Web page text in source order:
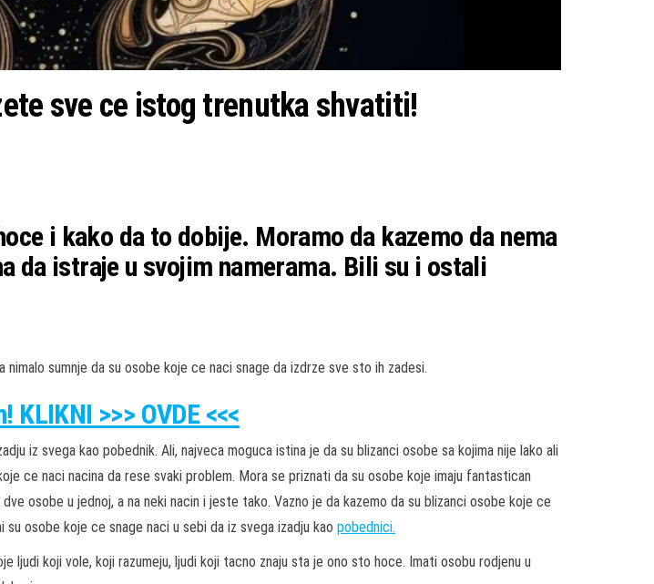
sve ce istog trenutka shvatiti!
i kako da to dobije. Moramo da kazemo da nema
da istraje u svojim namerama. Bili su i ostali
nimalo sumnje da su osobe koje ce naci snage da izdrze sve sto ih zadesi.
>>> OVDE <<<
iz svega kao pobednik. Ali, najveca moguca istina je da su blizanci osobe sa kojima nije lako ali
ce naci nacina da rese svaki problem. Mora se priznati da su osobe koje imaju fantastican
osobe u jednoj, a na neki nacin i jeste tako. Vazno je da kazemo da su blizanci osobe koje ce
osobe koje ce snage naci u sebi da iz svega izadju kao pobednici.
ljudi koji vole, koji razumeju, ljudi koji tacno znaju sta je ono sto hoce. Imati osobu rodjenu u